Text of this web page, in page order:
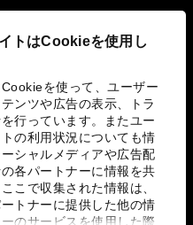
トはCookieを使用し
を使って、ユーザー
ンツや広告の表示、トラ
行っています。またユー
の利用状況についても情
シャルメディアや広告配
各パートナーに情報を共
こで収集された情報は、
トナーに提供した他の情
のサービスを使用した際